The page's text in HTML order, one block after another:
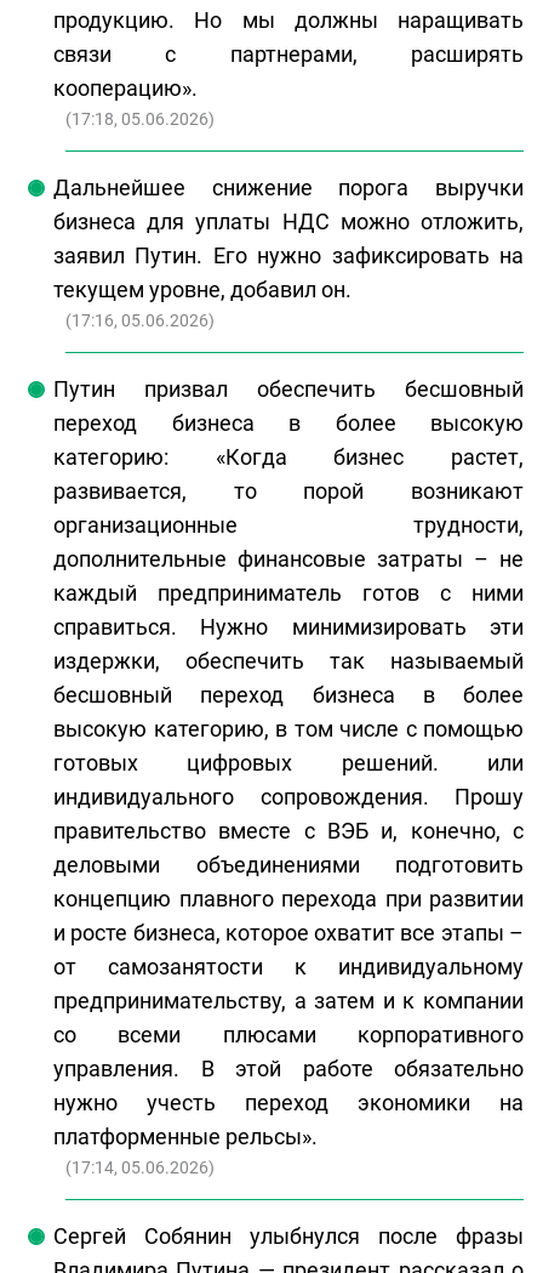
продукцию. Но мы должны наращивать
связи с партнерами, расширять
кооперацию».
(17:18, 05.06.2026)
Дальнейшее снижение порога выручки
бизнеса для уплаты НДС можно отложить,
заявил Путин. Его нужно зафиксировать на
текущем уровне, добавил он.
(17:16, 05.06.2026)
Путин призвал обеспечить бесшовный
переход бизнеса в более высокую
категорию: «Когда бизнес растет,
развивается, то порой возникают
организационные трудности,
дополнительные финансовые затраты – не
каждый предприниматель готов с ними
справиться. Нужно минимизировать эти
издержки, обеспечить так называемый
бесшовный переход бизнеса в более
высокую категорию, в том числе с помощью
готовых цифровых решений. или
индивидуального сопровождения. Прошу
правительство вместе с ВЭБ и, конечно, с
деловыми объединениями подготовить
концепцию плавного перехода при развитии
и росте бизнеса, которое охватит все этапы –
от самозанятости к индивидуальному
предпринимательству, а затем и к компании
со всеми плюсами корпоративного
управления. В этой работе обязательно
нужно учесть переход экономики на
платформенные рельсы».
(17:14, 05.06.2026)
Сергей Собянин улыбнулся после фразы